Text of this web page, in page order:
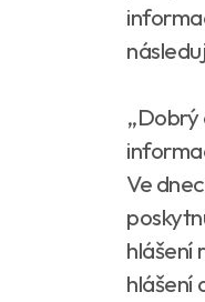
„Dobrý
Ve
hlášení
hlášení